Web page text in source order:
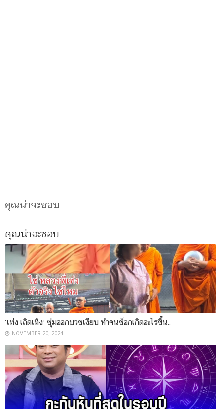
คุณน่าจะชอบ
คุณน่าจะชอบ
‘เท่ง เถิดเทิง’ ซุ่มออกบวชเงียบ ทำคนช็อกเกิดอะไรขึ้น..
NOVEMBER 20, 2024